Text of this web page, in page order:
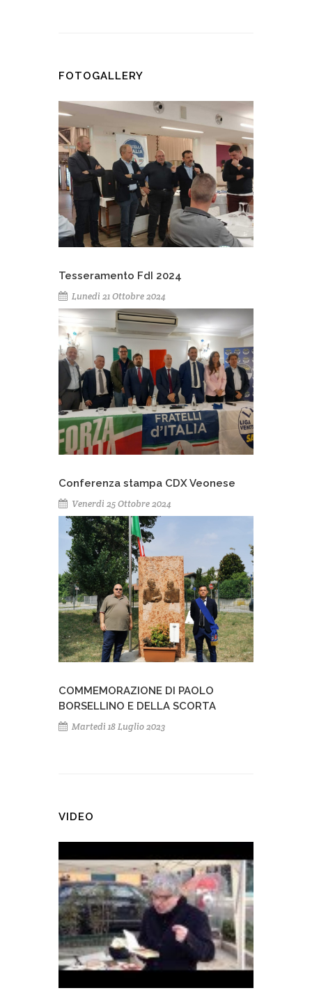
FOTOGALLERY
Tesseramento FdI 2024
Lunedì 21 Ottobre 2024
Conferenza stampa CDX Veonese
Venerdì 25 Ottobre 2024
COMMEMORAZIONE DI PAOLO
BORSELLINO E DELLA SCORTA
Martedì 18 Luglio 2023
VIDEO